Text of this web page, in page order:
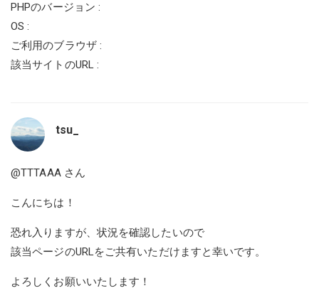
PHPのバージョン :
OS :
ご利用のブラウザ :
該当サイトのURL :
tsu_
@TTTAAAさん
こんにちは！
恐れ入りますが、状況を確認したいので
該当ページのURLをご共有いただけますと幸いです。
よろしくお願いいたします！